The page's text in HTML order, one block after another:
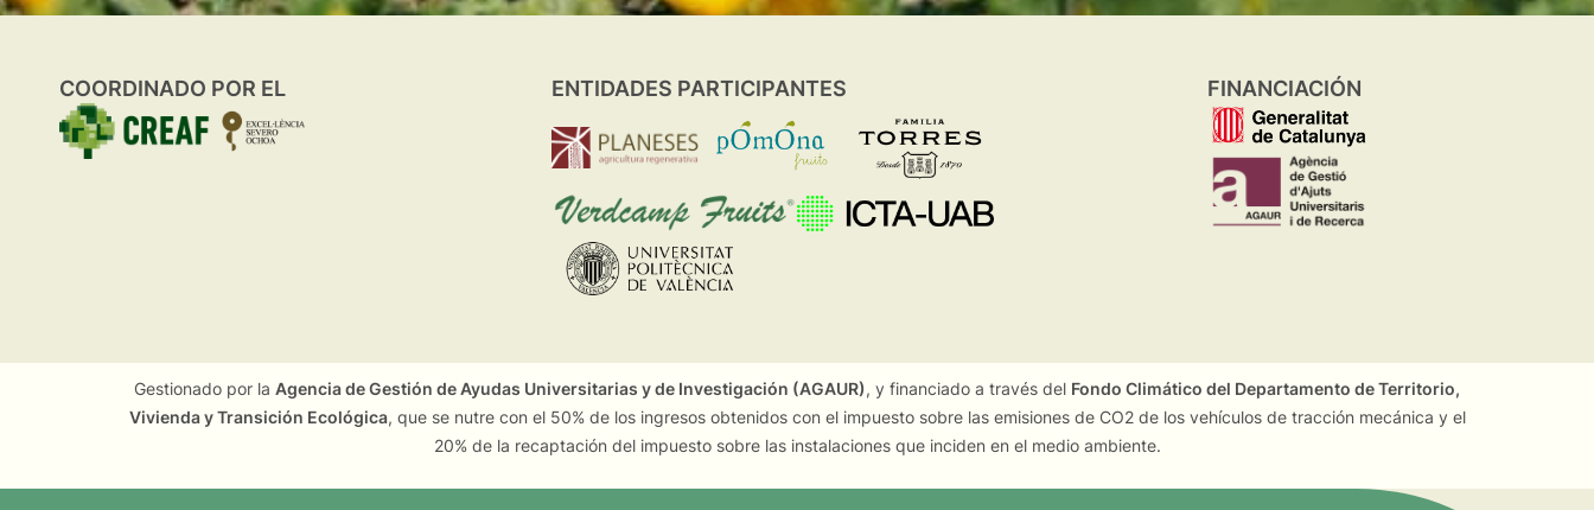
COORDINADO POR EL ENTIDADES PARTICIPANTES FINANCIACIÓN
Gestionado por la Agencia de Gestión de Ayudas Universitarias y de Investigación (AGAUR), y financiado a través del Fondo Climático del Departamento de Territorio,
Vivienda y Transición Ecológica, que se nutre con el 50% de los ingresos obtenidos con el impuesto sobre las emisiones de CO2 de los vehículos de tracción mecánica y el
20% de la recaptación del impuesto sobre las instalaciones que inciden en el medio ambiente.